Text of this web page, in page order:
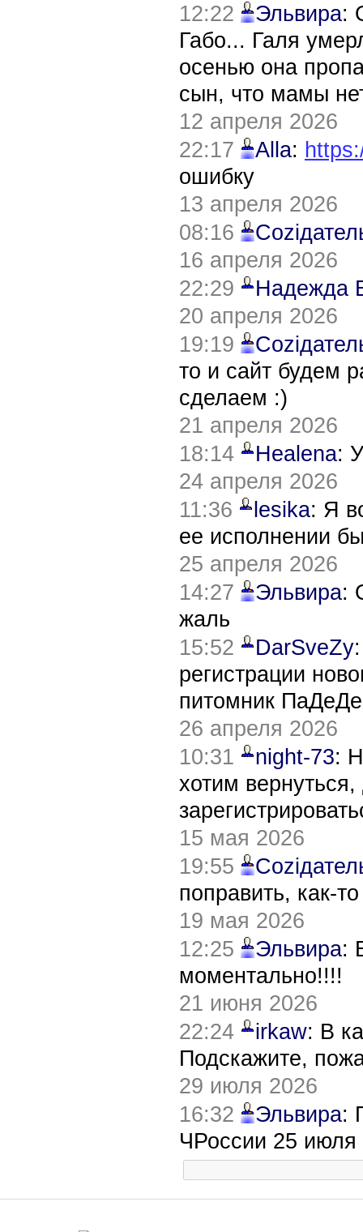
12:22
Эльвира:
Габо... Галя
осенью она
сын, что мамы
12 апреля 2026
22:17
Alla:
ошибку
13 апреля 2026
08:16
16 апреля 2026
22:29
Надежда
20 апреля 2026
19:19
то и сайт будем
сделаем :)
21 апреля 2026
18:14
Healena:
24 апреля 2026
11:36
lesika: Я
ее исполнении
25 апреля 2026
14:27
Эльвира:
жаль
15:52
DarSveZy
регистрации
питомник
26 апреля 2026
10:31
night-73:
хотим
15 мая 2026
19:55
поправить, как-
19 мая 2026
12:25
Эльвира:
моментально!!!!
21 июня 2026
22:24
irkaw: В
Подскажите,
29 июля 2026
16:32
Эльвира:
ЧРоссии 25 июля